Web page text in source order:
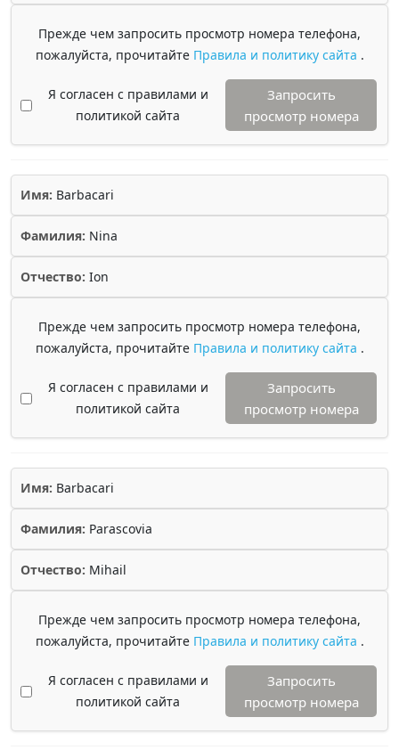
Прежде чем запросить просмотр номера телефона,
пожалуйста, прочитайте Правила и политику сайта .
Я согласен с правилами и
политикой сайта
Запросить
просмотр номера
Имя: Barbacari
Фамилия: Nina
Отчество: Ion
Прежде чем запросить просмотр номера телефона,
пожалуйста, прочитайте Правила и политику сайта .
Я согласен с правилами и
политикой сайта
Запросить
просмотр номера
Имя: Barbacari
Фамилия: Parascovia
Отчество: Mihail
Прежде чем запросить просмотр номера телефона,
пожалуйста, прочитайте Правила и политику сайта .
Я согласен с правилами и
политикой сайта
Запросить
просмотр номера